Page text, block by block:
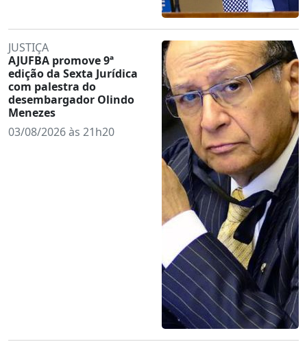
JUSTIÇA
AJUFBA promove 9ª
edição da Sexta Jurídica
com palestra do
desembargador Olindo
Menezes
03/08/2026 às 21h20